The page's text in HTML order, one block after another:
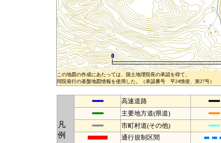
この地図の作成にあたっては、国土地理院長の承認を得て、
同院発行の基盤地図情報を使用した。（承認番号 平24情使、第27号）
凡
例
━━ 高速道路
━━
━━
主要地方道(県道)
━━
━━
市町村道(その他) ━━
通行規制区間